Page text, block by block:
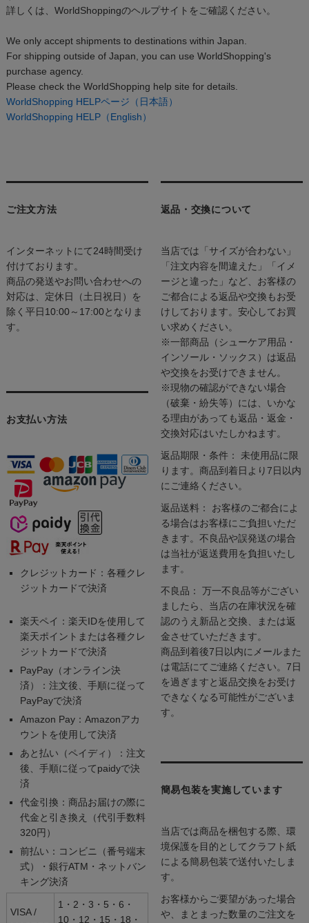
詳しくは、WorldShoppingのヘルプサイトをご確認ください。
We only accept shipments to destinations within Japan.
For shipping outside of Japan, you can use WorldShopping's
purchase agency.
Please check the WorldShopping help site for details.
WorldShopping HELPページ（日本語）
WorldShopping HELP（English）
ご注文方法
インターネットにて24時間受け
付けております。
商品の発送やお問い合わせへの
対応は、定休日（土日祝日）を
除く平日10:00～17:00となりま
す。
お支払い方法
クレジットカード：各種クレ
ジットカードで決済
楽天ペイ：楽天IDを使用して
楽天ポイントまたは各種クレ
ジットカードで決済
PayPay（オンライン決
済）：注文後、手順に従って
PayPayで決済
Amazon Pay：Amazonアカ
ウントを使用して決済
あと払い（ペイディ）：注文
後、手順に従ってpaidyで決
済
代金引換：商品お届けの際に
代金と引き換え（代引手数料
320円）
前払い：コンビニ（番号端末
式）・銀行ATM・ネットバン
キング決済
VISA /
1・2・3・5・6・
10・12・15・18・
返品・交換について
当店では「サイズが合わない」
「注文内容を間違えた」「イメ
ージと違った」など、お客様の
ご都合による返品や交換もお受
けしております。安心してお買
い求めください。
※一部商品（シューケア用品・
インソール・ソックス）は返品
や交換をお受けできません。
※現物の確認ができない場合
（破棄・紛失等）には、いかな
る理由があっても返品・返金・
交換対応はいたしかねます。
返品期限・条件： 未使用品に限
ります。商品到着日より7日以内
にご連絡ください。
返品送料： お客様のご都合によ
る場合はお客様にご負担いただ
きます。不良品や誤発送の場合
は当社が返送費用を負担いたし
ます。
不良品： 万一不良品等がござい
ましたら、当店の在庫状況を確
認のうえ新品と交換、または返
金させていただきます。
商品到着後7日以内にメールまた
は電話にてご連絡ください。7日
を過ぎますと返品交換をお受け
できなくなる可能性がございま
す。
簡易包装を実施しています
当店では商品を梱包する際、環
境保護を目的としてクラフト紙
による簡易包装で送付いたしま
す。
お客様からご要望があった場合
や、まとまった数量のご注文を